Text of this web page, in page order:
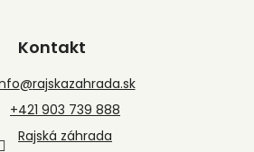
Kontakt
@rajskazahrada.sk
+421 903 739 888
Rajská záhrada